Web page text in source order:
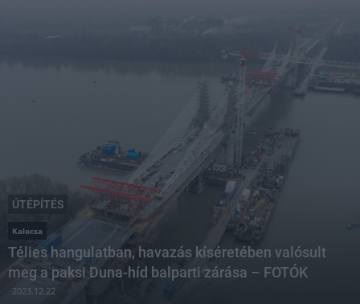
ÚTÉPÍTÉS
Kalocsa
Télies hangulatban, havazás kíséretében valósult
meg a paksi Duna-híd balparti zárása – FOTÓK
2023.12.22